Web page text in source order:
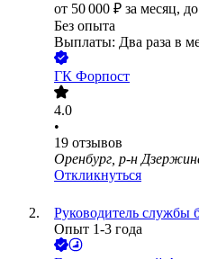
от 50 000 ₽ за месяц,
Без опыта
Выплаты: Два раза в
ГК Форпост
4.0
•
19 отзывов
Оренбург, р-н
Откликнуться
Руководитель службы
Опыт 1-3 года